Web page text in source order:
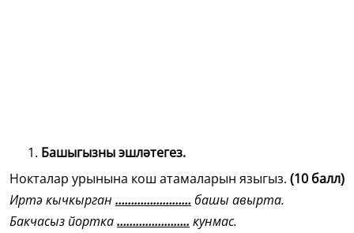
Башыгызны эшләтегез.
Нокталар урынына кош атамаларын языгыз. (10 балл)
Иртә кычкырган …………………… башы авырта.
Бакчасыз йортка………………….. кунмас.